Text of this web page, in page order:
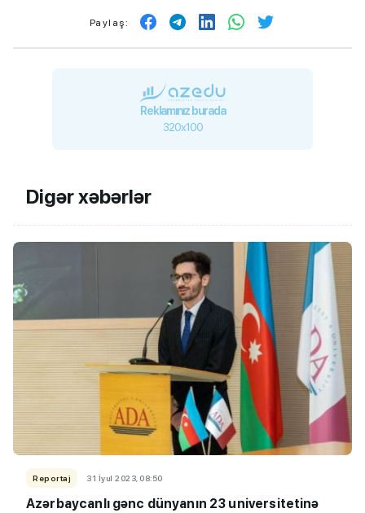
Paylaş:
Reklamınız burada
320x100
Digər xəbərlər
Reportaj 31 İyul 2023, 08:50
Azərbaycanlı gənc dünyanın 23 universitetinə